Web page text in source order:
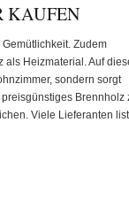
KAUFEN
Zudem
als Heizmaterial. Auf
sondern sorgt
Brennholz
Viele Lieferanten